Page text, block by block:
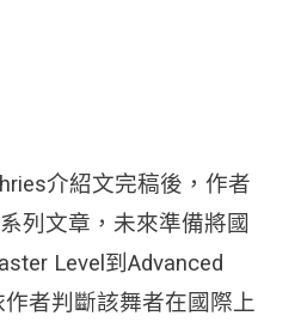
介紹文完稿後，作者
列文章，未來準備將國
Level到Advanced
者判斷該舞者在國際上